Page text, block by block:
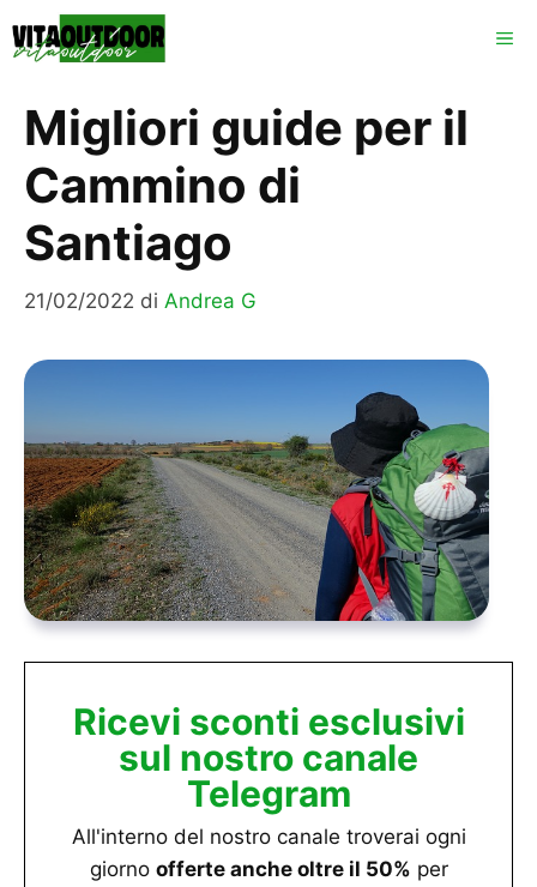
al
Migliori guide per il
Cammino di
Santiago
21/02/2022 di Andrea G
Ricevi sconti esclusivi
sul nostro canale
Telegram
All'interno del nostro canale troverai ogni
giorno offerte anche oltre il 50% per